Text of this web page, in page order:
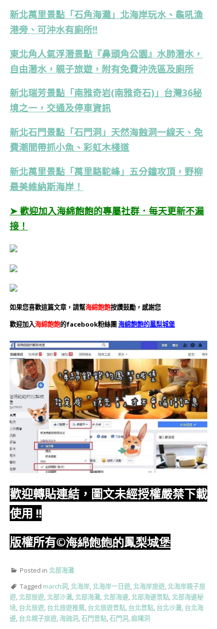
新北萬里景點「石角海灘」北海岸玩水、龜吼漁
港旁、可沖水有廁所!!
東北角人氣浮潛景點『鼻頭角公園』水肺潛水，
自由潛水，親子旅遊，附有免費沖洗區及廁所
新北瑞芳景點「南雅奇岩(南雅奇石)」台灣36秘
境之一，交通及停車資訊
新北石門景點「石門洞」天然海蝕洞一線天、免
費潮間帶抓小魚、彩虹木棧道
新北萬里景點「萬里駱駝峰」五分鐘攻頂，野柳
最美維納斯海岸！
➤ 歡迎加入海綿飽飽的專屬社群．每天更新不漏
接！
如果您喜歡這篇文章，請幫海綿飽飽按讚鼓勵，感謝您
歡迎加入海綿飽飽的facebook粉絲團海綿飽飽的鳳梨城堡
歡迎轉貼連結，圖文未經授權嚴禁下載
使用 !!
版權所有©海綿飽飽的鳳梨城堡
Posted in 北部海灘
Tagged march洞, 北海岸, 北海岸一日遊, 北海岸旅遊, 北海岸親子旅
遊, 北部旅遊, 北部沙灘, 北部海灘, 北部海邊, 北部海邊景點, 北部海邊秘
境, 台北旅遊, 台北旅遊推薦, 台北旅遊景點, 台北景點, 台北沙灘, 台北海
邊, 台北親子旅遊, 海蝕洞,石門景點,石門洞,麻糬洞